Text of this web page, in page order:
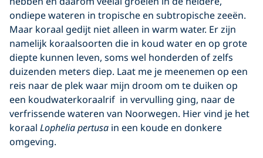
ondiepe wateren in tropische en subtropische zeeën.
Maar koraal gedijt niet alleen in warm water. Er zijn
namelijk koraalsoorten die in koud water en op grote
diepte kunnen leven, soms wel honderden of zelfs
duizenden meters diep. Laat me je meenemen op een
reis naar de plek waar mijn droom om te duiken op
een koudwaterkoraalrif in vervulling ging, naar de
verfrissende wateren van Noorwegen. Hier vind je het
koraal Lophelia pertusa in een koude en donkere
omgeving.